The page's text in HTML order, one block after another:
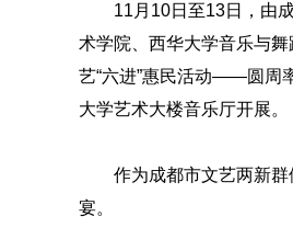
11月10日至13日，由
术学院、西华大学音乐与
艺“六进”惠民活动——圆周
大学艺术大楼音乐厅开展。
作为成都市文艺两新
宴。